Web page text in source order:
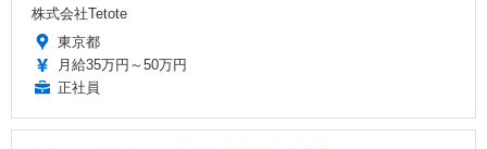
株式会社Tetote
東京都
月給35万円～50万円
正社員